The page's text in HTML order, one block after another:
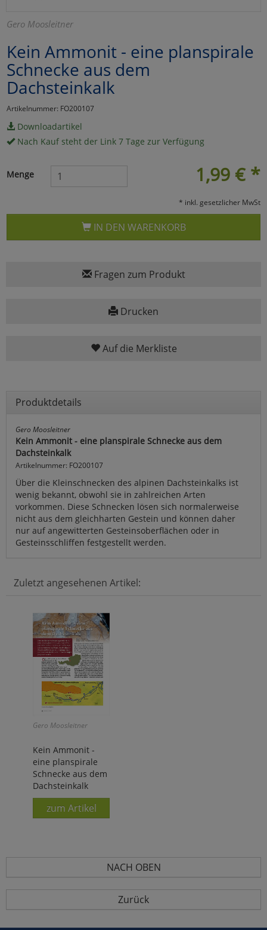
Gero Moosleitner
Kein Ammonit - eine planspirale
Schnecke aus dem
Dachsteinkalk
Artikelnummer: FO200107
Downloadartikel
Nach Kauf steht der Link 7 Tage zur Verfügung
1,99 € *
Menge
* inkl. gesetzlicher MwSt
IN DEN WARENKORB
Fragen zum Produkt
Drucken
Auf die Merkliste
Produktdetails
Gero Moosleitner
Kein Ammonit - eine planspirale Schnecke aus dem
Dachsteinkalk
Artikelnummer: FO200107
Über die Kleinschnecken des alpinen Dachsteinkalks ist
wenig bekannt, obwohl sie in zahlreichen Arten
vorkommen. Diese Schnecken lösen sich normalerweise
nicht aus dem gleichharten Gestein und können daher
nur auf angewitterten Gesteinsoberflächen oder in
Gesteinsschliffen festgestellt werden.
Zuletzt angesehenen Artikel:
Gero Moosleitner
Kein Ammonit -
eine planspirale
Schnecke aus dem
Dachsteinkalk
zum Artikel
NACH OBEN
Zurück
Marketing
Umfragetools
Cookies
Einstellungen speichern